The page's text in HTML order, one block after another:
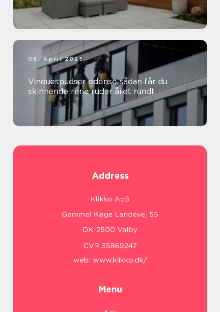
06. April 2026
Vinduespudser odense sådan får du
skinnende rene ruder året rundt
Address
web: www.klikko.dk/
Menu